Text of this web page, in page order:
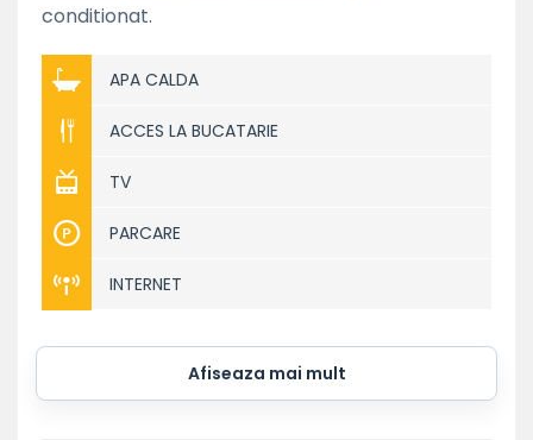
conditionat.
APA CALDA
ACCES LA BUCATARIE
TV
PARCARE
INTERNET
Afiseaza mai mult